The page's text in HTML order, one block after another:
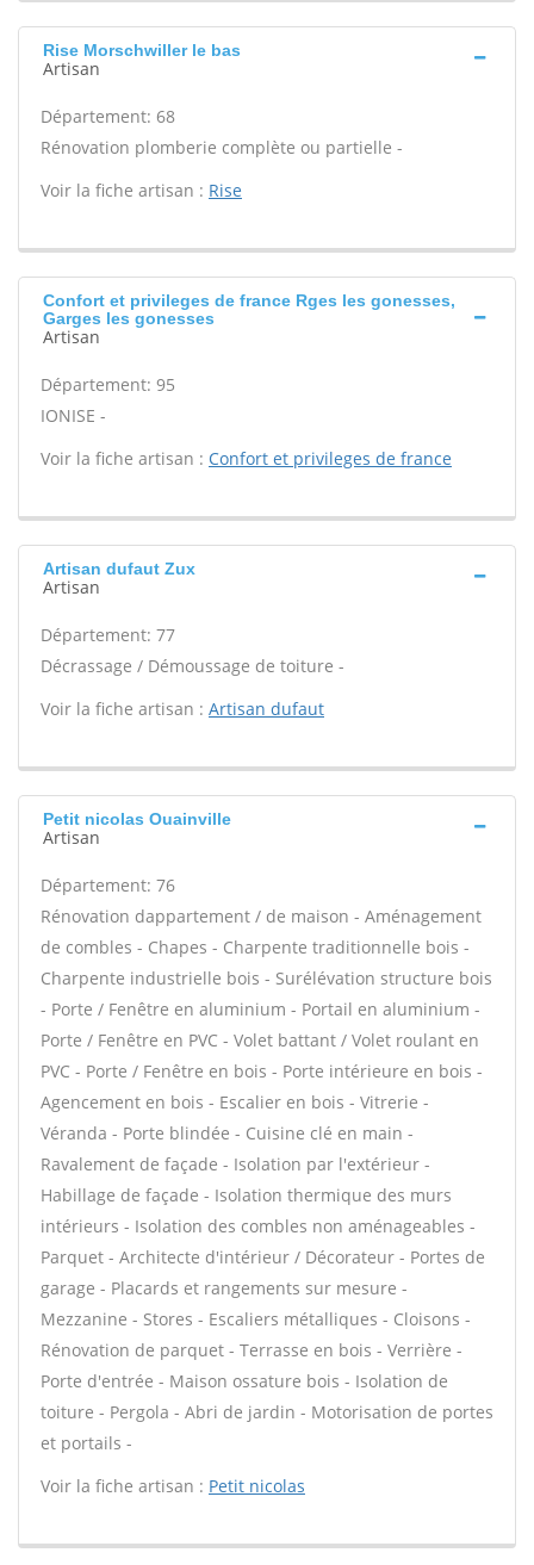
Rise Morschwiller le bas
Artisan
Département: 68
Rénovation plomberie complète ou partielle -
Voir la fiche artisan : Rise
Confort et privileges de france Rges les gonesses,
Garges les gonesses
Artisan
Département: 95
IONISE -
Voir la fiche artisan : Confort et privileges de france
Artisan dufaut Zux
Artisan
Département: 77
Décrassage / Démoussage de toiture -
Voir la fiche artisan : Artisan dufaut
Petit nicolas Ouainville
Artisan
Département: 76
Rénovation dappartement / de maison - Aménagement
de combles - Chapes - Charpente traditionnelle bois -
Charpente industrielle bois - Surélévation structure bois
- Porte / Fenêtre en aluminium - Portail en aluminium -
Porte / Fenêtre en PVC - Volet battant / Volet roulant en
PVC - Porte / Fenêtre en bois - Porte intérieure en bois -
Agencement en bois - Escalier en bois - Vitrerie -
Véranda - Porte blindée - Cuisine clé en main -
Ravalement de façade - Isolation par l'extérieur -
Habillage de façade - Isolation thermique des murs
intérieurs - Isolation des combles non aménageables -
Parquet - Architecte d'intérieur / Décorateur - Portes de
garage - Placards et rangements sur mesure -
Mezzanine - Stores - Escaliers métalliques - Cloisons -
Rénovation de parquet - Terrasse en bois - Verrière -
Porte d'entrée - Maison ossature bois - Isolation de
toiture - Pergola - Abri de jardin - Motorisation de portes
et portails -
Voir la fiche artisan : Petit nicolas